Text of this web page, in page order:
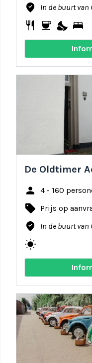
where_to_vote In de buurt van
restaurant coffee nights_stay bed
De Oldtimer
person 4 - 160
local_offer Prijs op
where_to_vote In de buurt van
wb_sunny